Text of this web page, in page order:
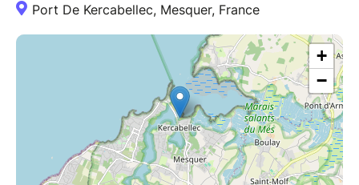
Port De Kercabellec, Mesquer, France
+
−